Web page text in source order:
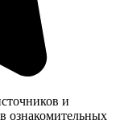
и
в ознакомительных